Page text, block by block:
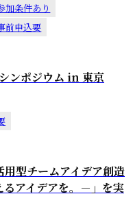
加条件あり
前申込要
ンポジウム in 東京
型チームアイデア創造
アイデアを。－」を実